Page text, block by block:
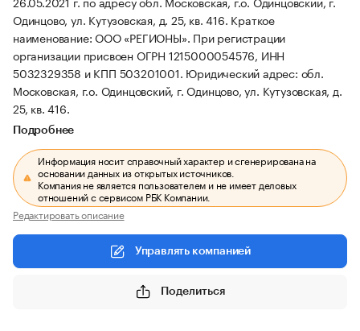
Одинцово, ул. Кутузовская, д. 25, кв. 416. Краткое
наименование: ООО «РЕГИОНЫ». При регистрации
организации присвоен ОГРН 1215000054576, ИНН
5032329358 и КПП 503201001. Юридический адрес: обл.
Московская, г.о. Одинцовский, г. Одинцово, ул. Кутузовская, д.
25, кв. 416.
Подробнее
Информация носит справочный характер и сгенерирована на
основании данных из открытых источников.
Компания не является пользователем и не имеет деловых
отношений с сервисом РБК Компании.
Редактировать описание
Управлять компанией
Поделиться